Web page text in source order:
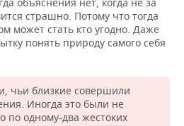
страшно. Потому что тогда
может стать кто угодно. Даже
понять природу самого себя
чьи близкие совершили
Иногда это были не
по одному-два жестоких